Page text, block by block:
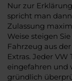
Nur zur
spricht man
Zulassung
Weise steigen
Fahrzeug aus
Extras. Jeder
eingefahren und
gründlich